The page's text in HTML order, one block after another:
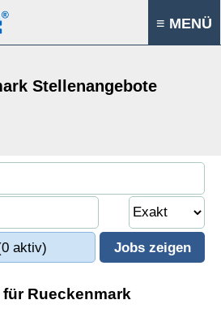
≡ MENÜ
Stellenangebote
aktiv)
Rueckenmark